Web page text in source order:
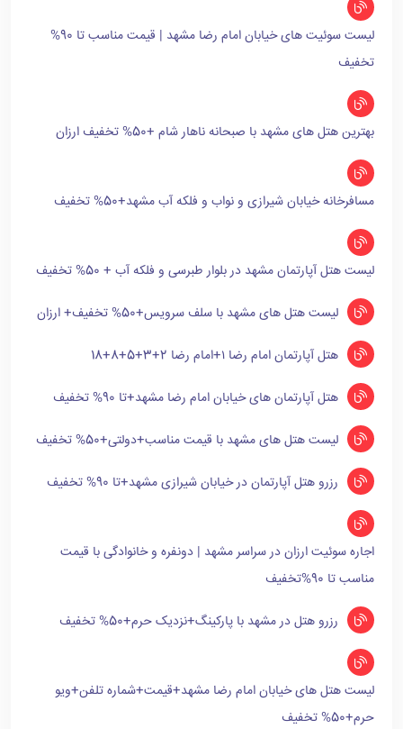
لیست سوئیت های خیابان امام رضا مشهد | قیمت مناسب تا 90%
تخفیف
بهترین هتل های مشهد با صبحانه ناهار شام +50% تخفیف ارزان
مسافرخانه خیابان شیرازی و نواب و فلکه آب مشهد+50% تخفیف
لیست هتل آپارتمان مشهد در بلوار طبرسی و فلکه آب + 50% تخفیف
لیست هتل های مشهد با سلف سرویس+50% تخفیف+ ارزان
هتل آپارتمان امام رضا ۱+امام رضا 2+3+5+8+18
هتل آپارتمان های خیابان امام رضا مشهد+تا 90% تخفیف
لیست هتل های مشهد با قیمت مناسب+دولتی+50% تخفیف
رزرو هتل آپارتمان در خیابان شیرازی مشهد+تا 90% تخفیف
اجاره سوئیت ارزان در سراسر مشهد | دونفره و خانوادگی با قیمت
مناسب تا 90%تخفیف
رزرو هتل در مشهد با پارکینگ+نزدیک حرم+50% تخفیف
لیست هتل های خیابان امام رضا مشهد+قیمت+شماره تلفن+ویو
حرم+50% تخفیف